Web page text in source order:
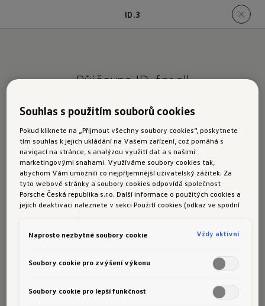
ID.3
Půjčovna ID. for all
ID.3
Půjčovné/den (2–7
dní)
Půjčovné/den (8–30
dní)
999 Kč 899 Kč
Souhlas s použitím souborů cookies
Pokud kliknete na „Přijmout všechny soubory cookies“, poskytnete
tím souhlas k jejich ukládání na Vašem zařízení, což pomáhá s
navigací na stránce, s analýzou využití dat a s našimi
marketingovými snahami. Využíváme soubory cookies tak,
abychom Vám umožnili co nejpříjemnější uživatelský zážitek. Za
tyto webové stránky a soubory cookies odpovídá společnost
Porsche Česká republika s.r.o. Další informace o použitých cookies a
jejich deaktivaci naleznete v sekci Použití cookies (odkaz ve spodní
části této stránky).
Naprosto nezbytné soubory cookie Vždy aktivní
Soubory cookie pro zvýšení výkonu
Soubory cookie pro lepší funkčnost